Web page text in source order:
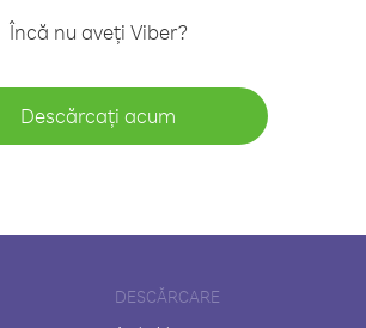
Încă nu aveți Viber?
Descărcați acum
DESCĂRCARE